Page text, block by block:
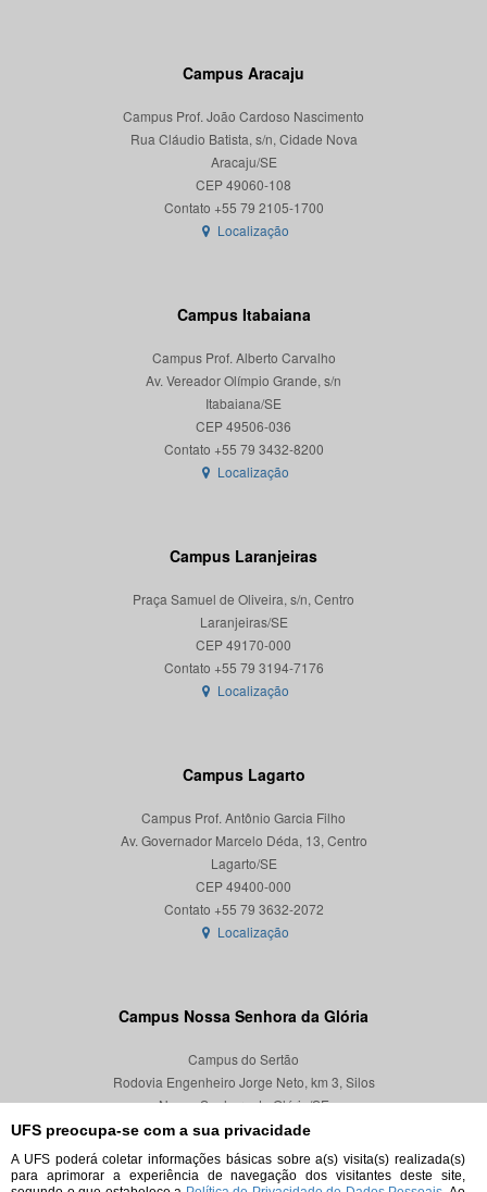
UFS preocupa-se com a sua privacidade
A UFS poderá coletar informações básicas sobre a(s) visita(s) realizada(s)
para aprimorar a experiência de navegação dos visitantes deste site,
Campus Aracaju
Campus Prof. João Cardoso Nascimento
Rua Cláudio Batista, s/n, Cidade Nova
Aracaju/SE
CEP 49060-108
Localização
Campus Itabaiana
Campus Prof. Alberto Carvalho
Av. Vereador Olímpio Grande, s/n
Itabaiana/SE
CEP 49506-036
Localização
Campus Laranjeiras
Praça Samuel de Oliveira, s/n, Centro
Laranjeiras/SE
CEP 49170-000
Localização
Campus Lagarto
Campus Prof. Antônio Garcia Filho
Av. Governador Marcelo Déda, 13, Centro
Lagarto/SE
CEP 49400-000
Localização
Campus Nossa Senhora da Glória
Campus do Sertão
Rodovia Engenheiro Jorge Neto, km 3, Silos
Nossa Senhora da Glória/SE
CEP 49680-000
Localização